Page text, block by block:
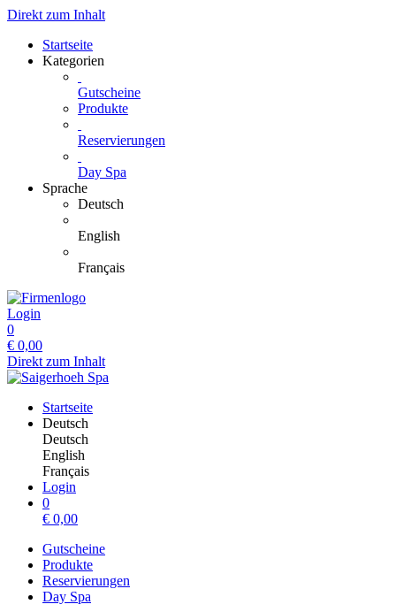
Direkt zum Inhalt
Startseite
Kategorien
Gutscheine
Produkte
Reservierungen
Day Spa
Sprache
Deutsch
English
Français
Login
0
€ 0,00
Direkt zum Inhalt
Startseite
Deutsch
Deutsch
English
Français
Login
0
€ 0,00
Gutscheine
Produkte
Reservierungen
Day Spa